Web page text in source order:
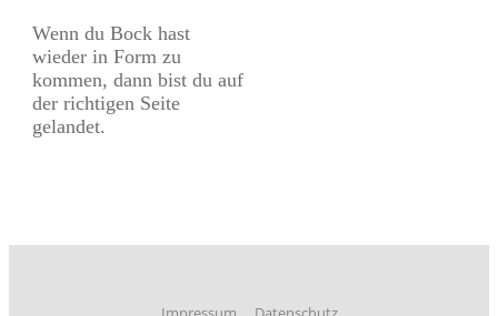
Wenn du Bock hast
wieder in Form zu
kommen, dann bist du auf
der richtigen Seite
gelandet.